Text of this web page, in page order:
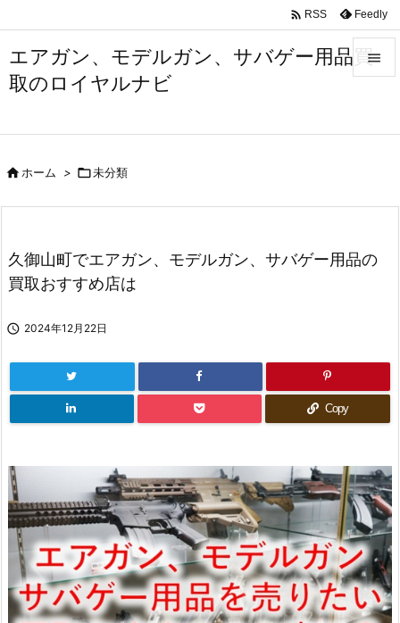
エアガン、モデルガン、サバゲー用品買
取のロイヤルナビ


前へ
 RSS Feedly
ホーム > 未分類
久御山町でエアガン、モデルガン、サバゲー用品の
買取おすすめ店は
 2024年12月22日
Copy